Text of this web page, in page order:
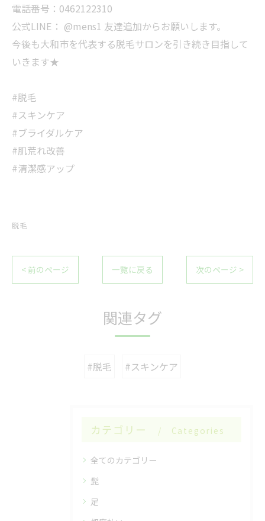
電話番号：0462122310
公式LINE： @mens1 友達追加からお願いします。
今後も大和市を代表する脱毛サロンを引き続き目指して
いきます★
#脱毛
#スキンケア
#ブライダルケア
#肌荒れ改善
#清潔感アップ
脱毛
< 前のページ 一覧に戻る 次のページ >
関連タグ
#脱毛 #スキンケア
カテゴリー Categories
全てのカテゴリー
髭
足